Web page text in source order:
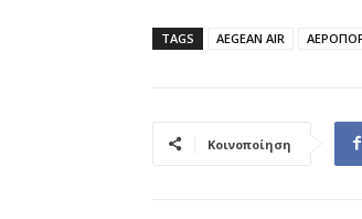
TAGS AEGEAN AIR
Κοινοποίηση